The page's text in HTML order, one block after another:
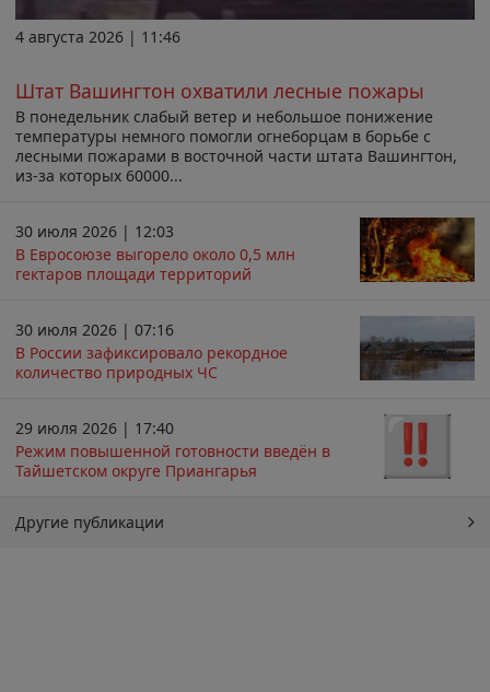
4 августа 2026 | 11:46
Штат Вашингтон охватили лесные пожары
В понедельник слабый ветер и небольшое понижение
температуры немного помогли огнеборцам в борьбе с
лесными пожарами в восточной части штата Вашингтон,
из-за которых 60000...
30 июля 2026 | 12:03
В Евросоюзе выгорело около 0,5 млн
гектаров площади территорий
30 июля 2026 | 07:16
В России зафиксировало рекордное
количество природных ЧС
29 июля 2026 | 17:40
Режим повышенной готовности введён в
Тайшетском округе Приангарья
Другие публикации